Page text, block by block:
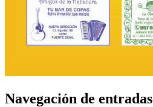
Navegación de entradas